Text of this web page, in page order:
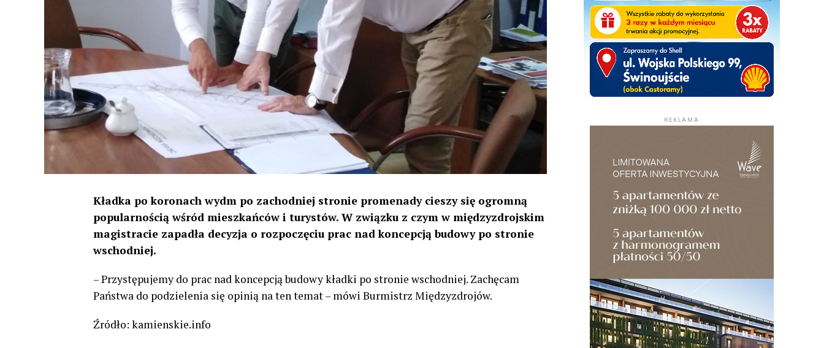
Kładka po koronach wydm po zachodniej stronie promenady cieszy się ogromną
popularnością wśród mieszkańców i turystów. W związku z czym w międzyzdrojskim
magistracie zapadła decyzja o rozpoczęciu prac nad koncepcją budowy po stronie
wschodniej.
– Przystępujemy do prac nad koncepcją budowy kładki po stronie wschodniej. Zachęcam
Państwa do podzielenia się opinią na ten temat – mówi Burmistrz Międzyzdrojów.
Źródło: kamienskie.info
REKLAMA